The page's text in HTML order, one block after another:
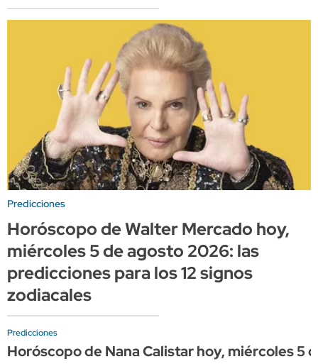
Predicciones
Horóscopo de Walter Mercado hoy,
miércoles 5 de agosto 2026: las
predicciones para los 12 signos
zodiacales
Predicciones
Horóscopo de Nana Calistar hoy, miércoles 5